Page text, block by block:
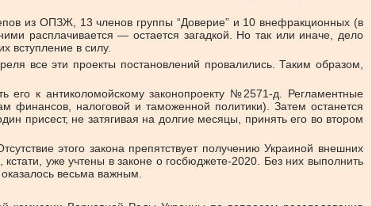
из ОПЗЖ, 13 членов группы “Доверие” и 10 внефракционных (в
расплачивается — остается загадкой. Но так или иначе, дело
вступление в силу.
все эти проекты постановлений провалились. Таким образом,
его к антиколомойскому законопроекту №2571-д. Регламентные
финансов, налоговой и таможенной политики). Затем останется
присест, не затягивая на долгие месяцы, принять его во втором
этого закона препятствует получению Украиной внешних
уже учтены в законе о госбюджете-2020. Без них выполнить
весьма важным.